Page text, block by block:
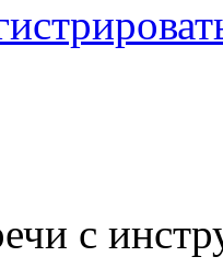
с